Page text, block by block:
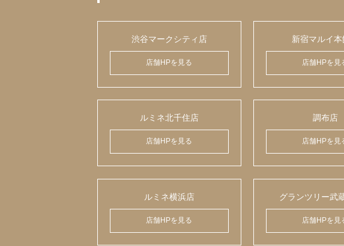
渋谷マークシティ店
店舗HPを見る
新宿マルイ本
店舗HPを見
ルミネ北千住店
店舗HPを見る
調布店
店舗HPを見
ルミネ横浜店
店舗HPを見る
グランツリー武
店舗HPを見